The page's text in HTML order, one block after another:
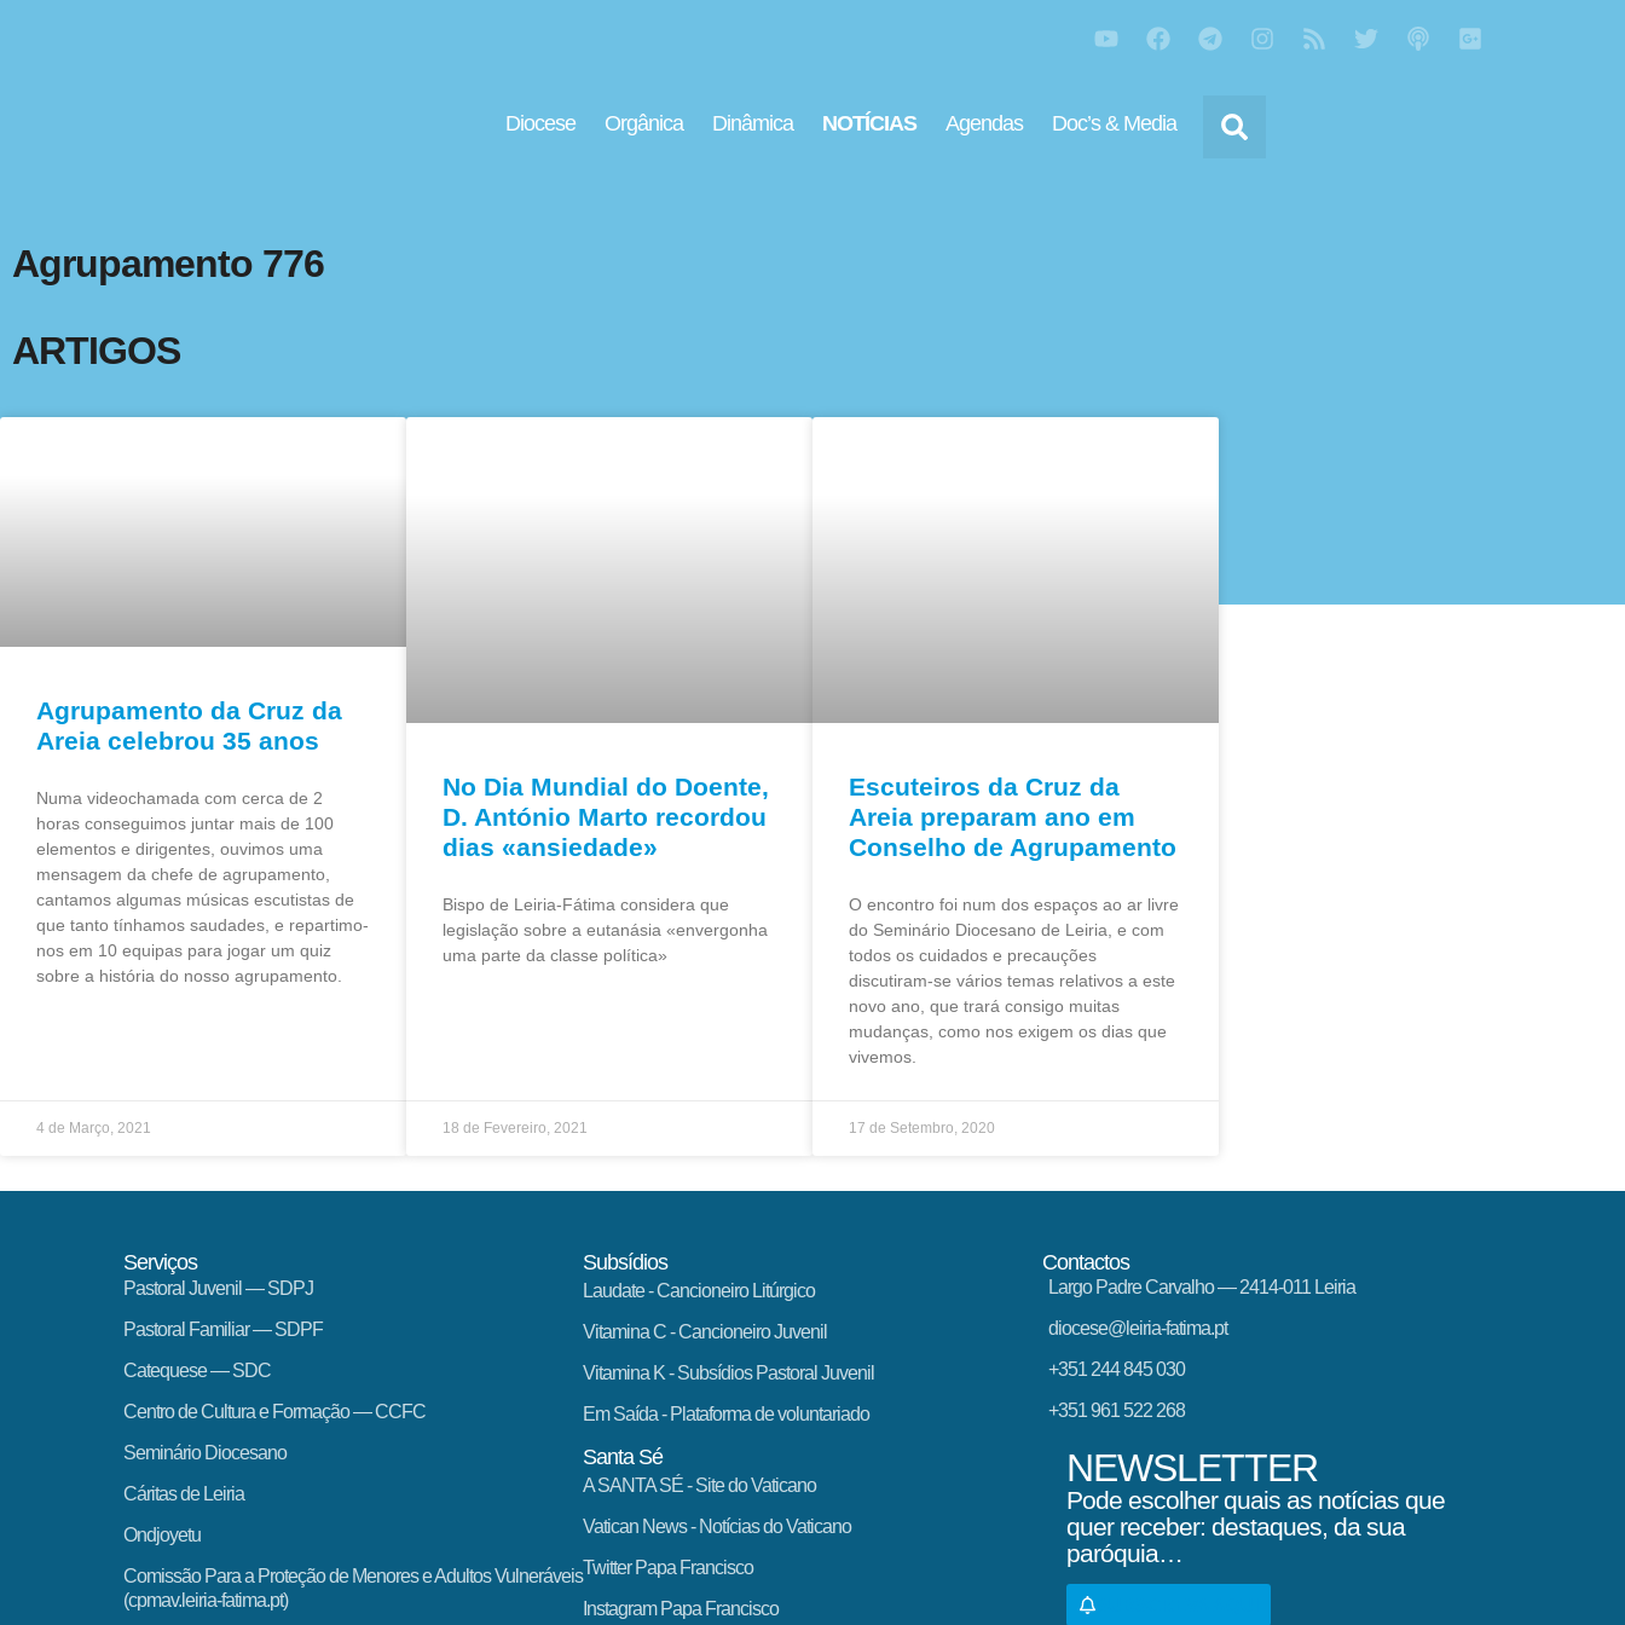
Diocese Orgânica Dinâmica NOTÍCIAS Agendas Doc’s & Media
Agrupamento 776
ARTIGOS
Agrupamento da Cruz da
Areia celebrou 35 anos
Numa videochamada com cerca de 2
horas conseguimos juntar mais de 100
elementos e dirigentes, ouvimos uma
mensagem da chefe de agrupamento,
cantamos algumas músicas escutistas de
que tanto tínhamos saudades, e repartimo-
nos em 10 equipas para jogar um quiz
sobre a história do nosso agrupamento.
4 de Março, 2021
No Dia Mundial do Doente,
D. António Marto recordou
dias «ansiedade»
Bispo de Leiria-Fátima considera que
legislação sobre a eutanásia «envergonha
uma parte da classe política»
18 de Fevereiro, 2021
Escuteiros da Cruz da
Areia preparam ano em
Conselho de Agrupamento
O encontro foi num dos espaços ao ar livre
do Seminário Diocesano de Leiria, e com
todos os cuidados e precauções
discutiram-se vários temas relativos a este
novo ano, que trará consigo muitas
mudanças, como nos exigem os dias que
vivemos.
17 de Setembro, 2020
Serviços
Pastoral Juvenil — SDPJ
Pastoral Familiar — SDPF
Catequese — SDC
Centro de Cultura e Formação — CCFC
Seminário Diocesano
Cáritas de Leiria
Ondjoyetu
Comissão Para a Proteção de Menores e Adultos Vulneráveis
(cpmav.leiria-fatima.pt)
Subsídios
Laudate- Cancioneiro Litúrgico
Vitamina C- Cancioneiro Juvenil
Vitamina K- Subsídios Pastoral Juvenil
Em Saída- Plataforma de voluntariado
Santa Sé
A SANTA SÉ - Site do Vaticano
Vatican News- Notícias do Vaticano
Twitter Papa Francisco
Instagram Papa Francisco
Contactos
Largo Padre Carvalho — 2414-011 Leiria
diocese@leiria-fatima.pt
+351 244 845 030
+351 961 522 268
NEWSLETTER
Pode escolher quais as notícias que
quer receber: destaques, da sua
paróquia…